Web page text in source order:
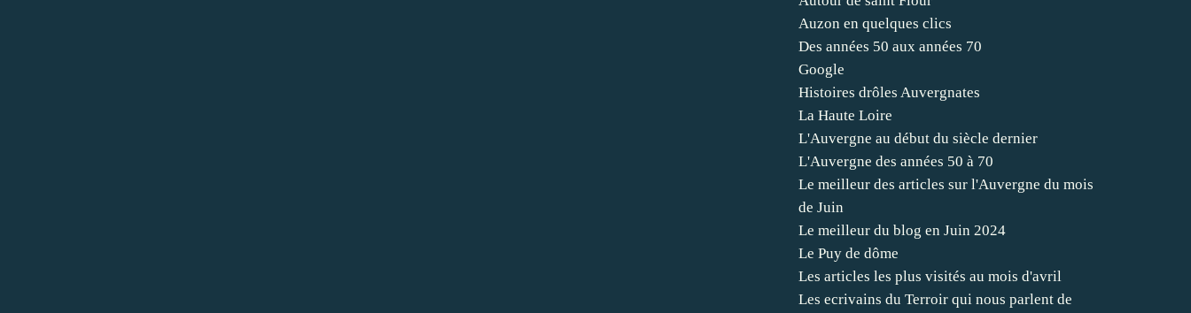
Auzon en quelques clics
Des années 50 aux années 70
Google
Histoires drôles Auvergnates
La Haute Loire
L'Auvergne au début du siècle dernier
L'Auvergne des années 50 à 70
Le meilleur des articles sur l'Auvergne du mois
de Juin
Le meilleur du blog en Juin 2024
Le Puy de dôme
Les articles les plus visités au mois d'avril
Les ecrivains du Terroir qui nous parlent de